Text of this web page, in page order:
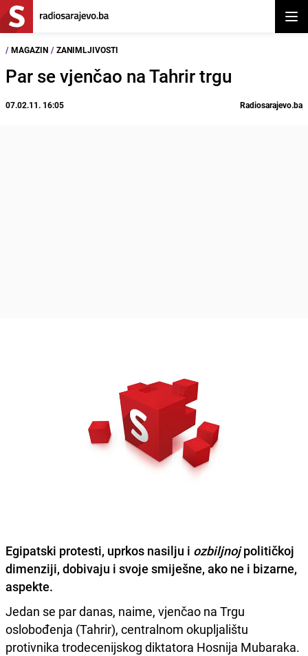
/ MAGAZIN / ZANIMLJIVOSTI
Par se vjenčao na Tahrir trgu
07.02.11. 16:05 Radiosarajevo.ba
Egipatski protesti, uprkos nasilju i ozbiljnojpolitičkoj
dimenziji, dobivaju i svoje smiješne, ako ne i bizarne,
aspekte.
Jedan se par danas, naime, vjenčao na Trgu
oslobođenja (Tahrir), centralnom okupljalištu
protivnika trodecenijskog diktatora Hosnija Mubaraka.